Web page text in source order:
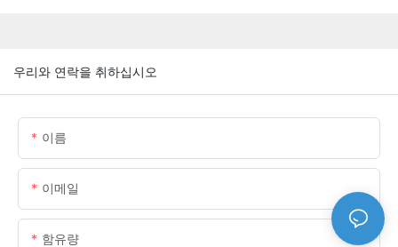
우리와 연락을 취하십시오
이름
이메일
함유량